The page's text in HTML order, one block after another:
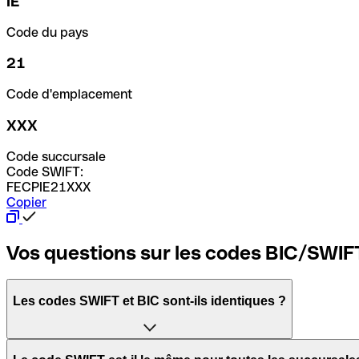
Code du pays
21
Code d'emplacement
XXX
Code succursale
Code SWIFT:
FECPIE21XXX
Copier
Vos questions sur les codes BIC/
Les codes SWIFT et BIC sont-ils identiques ?